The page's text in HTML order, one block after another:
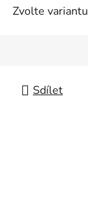
Zvolte variantu
Sdílet